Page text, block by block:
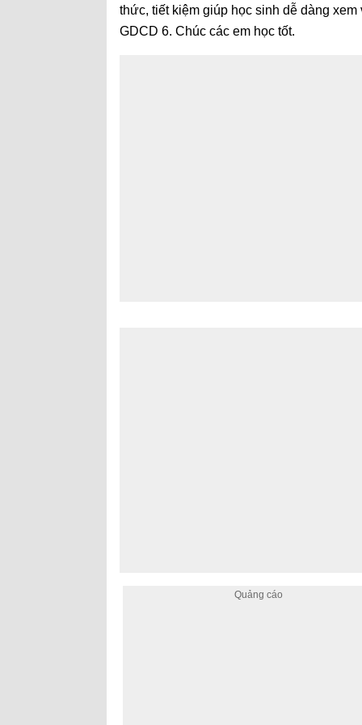
thức, tiết kiệm giúp học sinh dễ dàng
GDCD 6. Chúc các em học tốt.